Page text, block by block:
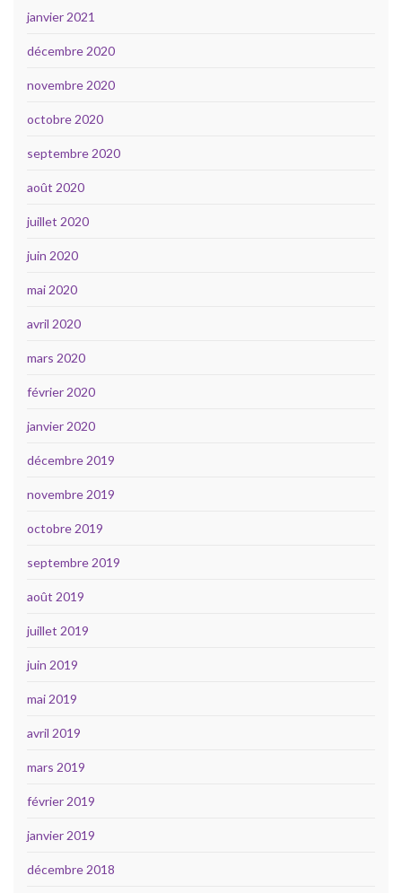
janvier 2021
décembre 2020
novembre 2020
octobre 2020
septembre 2020
août 2020
juillet 2020
juin 2020
mai 2020
avril 2020
mars 2020
février 2020
janvier 2020
décembre 2019
novembre 2019
octobre 2019
septembre 2019
août 2019
juillet 2019
juin 2019
mai 2019
avril 2019
mars 2019
février 2019
janvier 2019
décembre 2018